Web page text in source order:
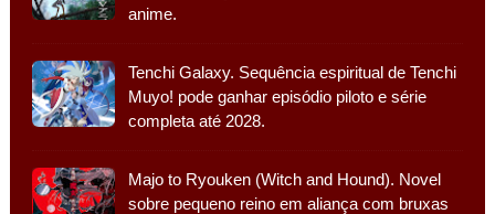
anime.
Tenchi Galaxy. Sequência espiritual de Tenchi
Muyo! pode ganhar episódio piloto e série
completa até 2028.
Majo to Ryouken (Witch and Hound). Novel
sobre pequeno reino em aliança com bruxas